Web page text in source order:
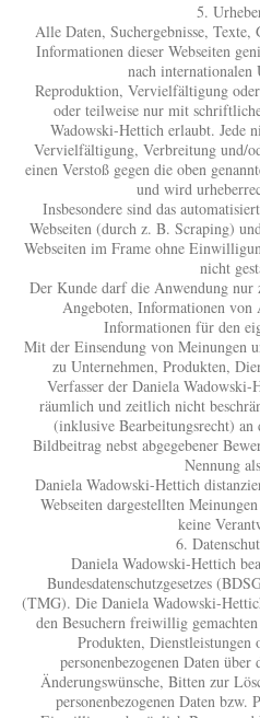
5.
Alle Daten, Suchergebnisse,
Informationen dieser Webseiten
nach internationalen
Reproduktion, Vervielfältigung
oder teilweise nur mit
Wadowski-Hettich erlaubt. Jede
Vervielfältigung, Verbreitung und/
einen Verstoß gegen die oben
und wird
Insbesondere sind das
Webseiten (durch z. B. Scraping)
Webseiten im Frame ohne
nicht
Der Kunde darf die Anwendung
Angeboten, Informationen von
Informationen für den
Mit der Einsendung von Meinungen
zu Unternehmen, Produkten,
Verfasser der Daniela Wadowski-
räumlich und zeitlich nicht
(inklusive Bearbeitungsrecht) an
Bildbeitrag nebst abgegebener
Nennung
Daniela Wadowski-Hettich
Webseiten dargestellten
keine
6.
Daniela Wadowski-Hettich
Bundesdatenschutzgesetzes
(TMG). Die Daniela Wadowski-
den Besuchern freiwillig
Produkten, Dienstleistungen
personenbezogenen Daten über
Änderungswünsche, Bitten zur
personenbezogenen Daten